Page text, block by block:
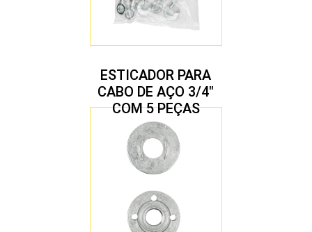
ESTICADOR PARA
CABO DE AÇO 3/4″
COM 5 PEÇAS